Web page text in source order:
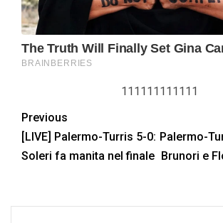
111111111111
Previous
[LIVE] Palermo-Turris 5-0:
Soleri fa manita nel finale
Palermo-
Brunori e